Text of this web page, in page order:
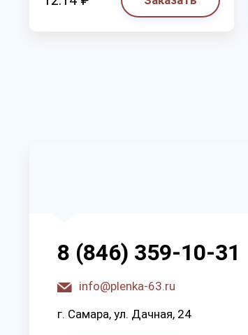
8 (846) 359-10-31
info@plenka-63.ru
г. Самара, ул. Дачная, 24